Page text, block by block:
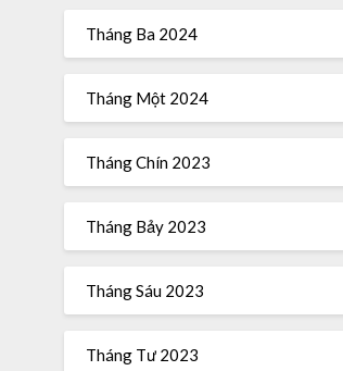
Tháng Ba 2024
Tháng Một 2024
Tháng Chín 2023
Tháng Bảy 2023
Tháng Sáu 2023
Tháng Tư 2023